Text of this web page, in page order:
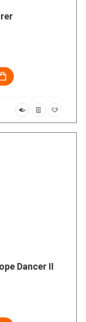
Dancer II